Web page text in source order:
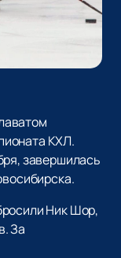
КХЛ.
завершилась
Ник Шор,
За